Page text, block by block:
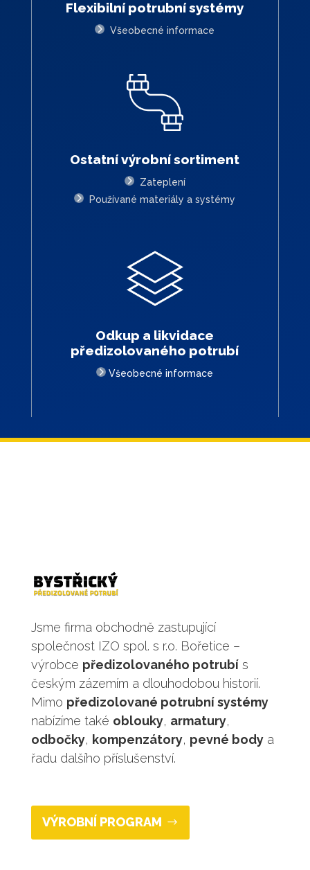
Flexibilní potrubní systémy
Všeobecné informace
Ostatní výrobní sortiment
Zateplení
Používané materiály a systémy
Odkup a likvidace
předizolovaného potrubí
Všeobecné informace
Jsme firma obchodně zastupující
společnost IZO spol. s r.o. Bořetice –
výrobce předizolovaného potrubís
českým zázemím a dlouhodobou historií.
Mimo předizolované potrubní systémy
nabízíme také oblouky, armatury,
odbočky, kompenzátory, pevné bodya
řadu dalšího příslušenství.
VÝROBNÍ PROGRAM